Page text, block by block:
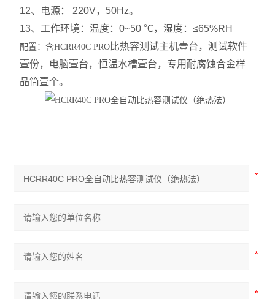
12、电源： 220V，50Hz。
13、工作环境：温度：0~50 ℃，湿度：≤65%RH
配置：含HCRR40C PRO 比热容测试主机壹台，测试软件
壹份，电脑壹台，恒温水槽壹台，专用耐腐蚀合金样
品筒壹个。